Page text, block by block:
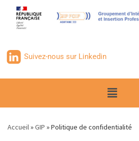
principal
Suivez-nous sur Linkedin
Accueil»GIP »Politique de confidentialité